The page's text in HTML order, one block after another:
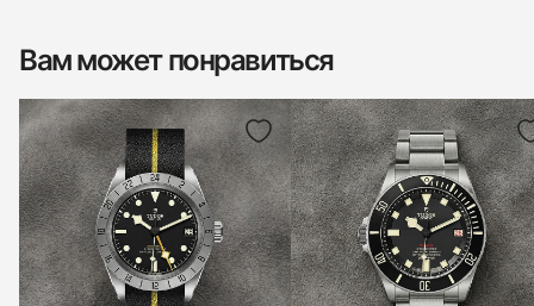
Вам может понравиться